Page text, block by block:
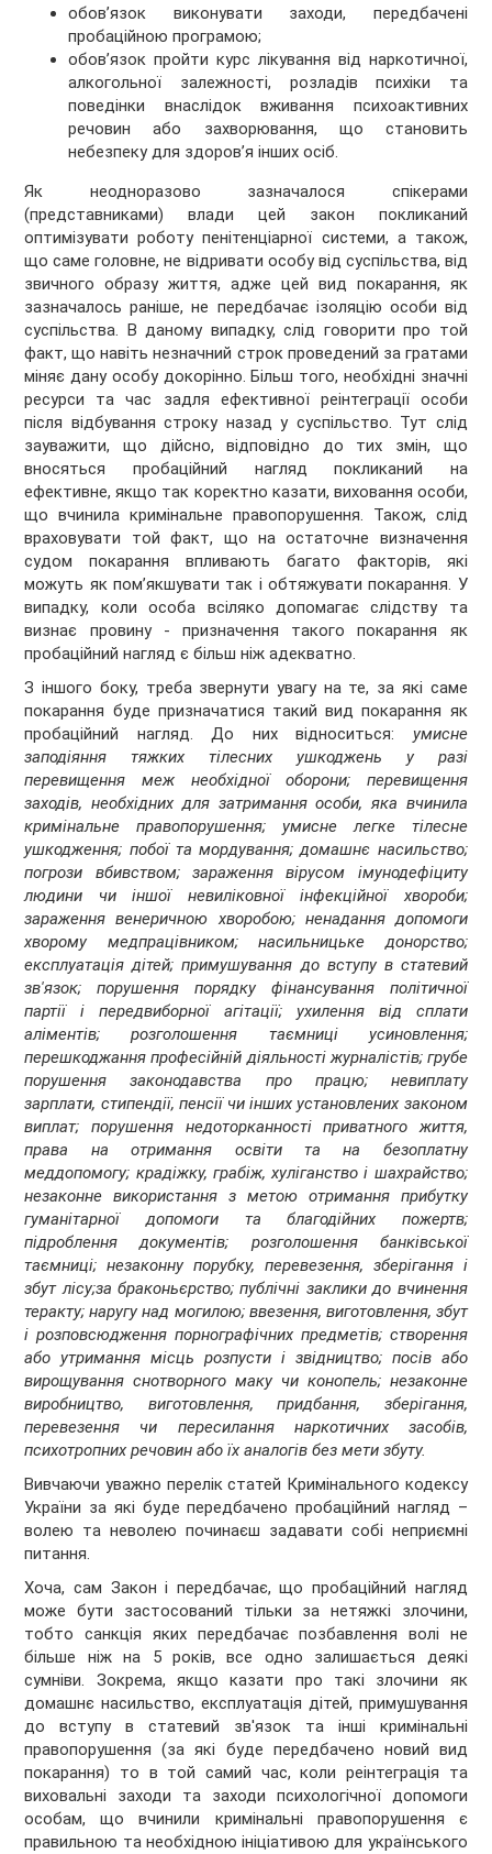
обов’язок виконувати заходи, передбачені
пробаційною програмою;
обов’язок пройти курс лікування від наркотичної,
алкогольної залежності, розладів психіки та
поведінки внаслідок вживання психоактивних
речовин або захворювання, що становить
небезпеку для здоров’я інших осіб.
Як неодноразово зазначалося спікерами
(представниками) влади цей закон покликаний
оптимізувати роботу пенітенціарної системи, а також,
що саме головне, не відривати особу від суспільства, від
звичного образу життя, адже цей вид покарання, як
зазначалось раніше, не передбачає ізоляцію особи від
суспільства. В даному випадку, слід говорити про той
факт, що навіть незначний строк проведений за гратами
міняє дану особу докорінно. Більш того, необхідні значні
ресурси та час задля ефективної реінтеграції особи
після відбування строку назад у суспільство. Тут слід
зауважити, що дійсно, відповідно до тих змін, що
вносяться пробаційний нагляд покликаний на
ефективне, якщо так коректно казати, виховання особи,
що вчинила кримінальне правопорушення. Також, слід
враховувати той факт, що на остаточне визначення
судом покарання впливають багато факторів, які
можуть як пом’якшувати так і обтяжувати покарання. У
випадку, коли особа всіляко допомагає слідству та
визнає провину - призначення такого покарання як
пробаційний нагляд є більш ніж адекватно.
З іншого боку, треба звернути увагу на те, за які саме
покарання буде призначатися такий вид покарання як
пробаційний нагляд. До них відноситься: умисне
заподіяння тяжких тілесних ушкоджень у разі
перевищення меж необхідної оборони; перевищення
заходів, необхідних для затримання особи, яка вчинила
кримінальне правопорушення; умисне легке тілесне
ушкодження; побої та мордування; домашнє насильство;
погрози вбивством; зараження вірусом імунодефіциту
людини чи іншої невиліковної інфекційної хвороби;
зараження венеричною хворобою; ненадання допомоги
хворому медпрацівником; насильницьке донорство;
експлуатація дітей; примушування до вступу в статевий
зв'язок; порушення порядку фінансування політичної
партії і передвиборної агітації; ухилення від сплати
аліментів; розголошення таємниці усиновлення;
перешкоджання професійній діяльності журналістів; грубе
порушення законодавства про працю; невиплату
зарплати, стипендії, пенсії чи інших установлених законом
виплат; порушення недоторканності приватного життя,
права на отримання освіти та на безоплатну
меддопомогу; крадіжку, грабіж, хуліганство і шахрайство;
незаконне використання з метою отримання прибутку
гуманітарної допомоги та благодійних пожертв;
підроблення документів; розголошення банківської
таємниці; незаконну порубку, перевезення, зберігання і
збут лісу;за браконьєрство; публічні заклики до вчинення
теракту; наругу над могилою; ввезення, виготовлення, збут
і розповсюдження порнографічних предметів; створення
або утримання місць розпусти і звідництво; посів або
вирощування снотворного маку чи конопель; незаконне
виробництво, виготовлення, придбання, зберігання,
перевезення чи пересилання наркотичних засобів,
психотропних речовин або їх аналогів без мети збуту.
Вивчаючи уважно перелік статей Кримінального кодексу
України за які буде передбачено пробаційний нагляд –
волею та неволею починаєш задавати собі неприємні
питання.
Хоча, сам Закон і передбачає, що пробаційний нагляд
може бути застосований тільки за нетяжкі злочини,
тобто санкція яких передбачає позбавлення волі не
більше ніж на 5 років, все одно залишається деякі
сумніви. Зокрема, якщо казати про такі злочини як
домашнє насильство, експлуатація дітей, примушування
до вступу в статевий зв'язок та інші кримінальні
правопорушення (за які буде передбачено новий вид
покарання) то в той самий час, коли реінтеграція та
виховальні заходи та заходи психологічної допомоги
особам, що вчинили кримінальні правопорушення є
правильною та необхідною ініціативою для українського